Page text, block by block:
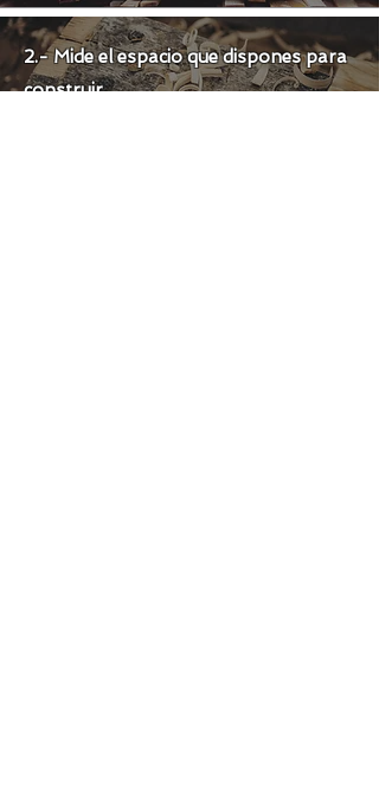
2.- Mide el espacio que dispones para
construir.